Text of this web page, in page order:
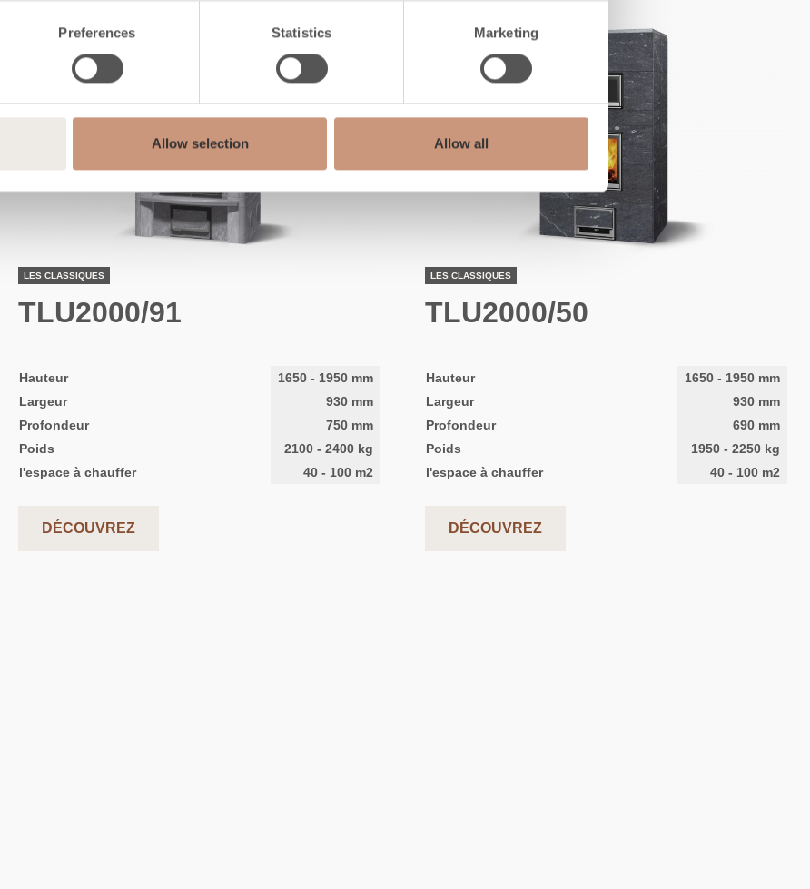
Preferences Statistics Marketing
Allow selection Allow all
LES CLASSIQUES
TLU2000/91
Hauteur 1650 - 1950mm
Largeur
930mm
Profondeur
750mm
Poids
2100 - 2400kg
l'espace à chauffer
40 - 100m2
DÉCOUVREZ
LES CLASSIQUES
TLU2000/50
Hauteur 1650 - 1950mm
Largeur
930mm
Profondeur
690mm
Poids
1950 - 2250kg
l'espace à chauffer
40 - 100m2
DÉCOUVREZ